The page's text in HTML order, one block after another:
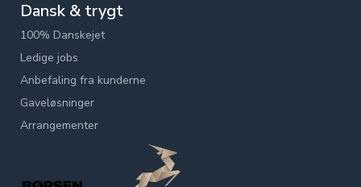
Dansk & trygt
100% Danskejet
Ledige jobs
Anbefaling fra kunderne
Gaveløsninger
Arrangementer